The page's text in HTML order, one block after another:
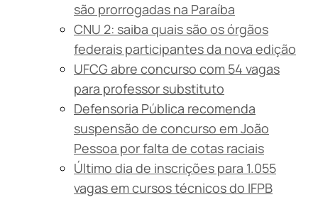
são prorrogadas na Paraíba
CNU 2: saiba quais são os órgãos
federais participantes da nova edição
UFCG abre concurso com 54 vagas
para professor substituto
Defensoria Pública recomenda
suspensão de concurso em João
Pessoa por falta de cotas raciais
Último dia de inscrições para 1.055
vagas em cursos técnicos do IFPB